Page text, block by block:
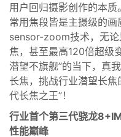
用户 回归摄影创作的本质。
常用焦段皆是主摄级的画
sensor-zoom技术， 无论
焦，甚至最高120倍超级
潜望不旗舰”的当下， 真
长焦， 挑战行业潜望长焦
代长焦之王”！
行业首个第三代骁龙8
性能巅峰